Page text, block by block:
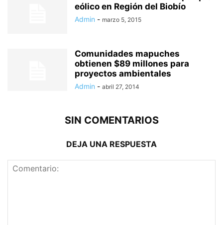
eólico en Región del Biobío
Admin - marzo 5, 2015
Comunidades mapuches
obtienen $89 millones para
proyectos ambientales
Admin - abril 27, 2014
SIN COMENTARIOS
DEJA UNA RESPUESTA